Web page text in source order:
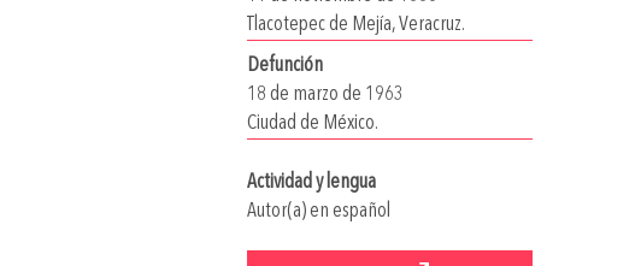
Tlacotepec de Mejía, Veracruz.
Defunción
18 de marzo de 1963
Ciudad de México.
Actividad y lengua
Autor(a) en español